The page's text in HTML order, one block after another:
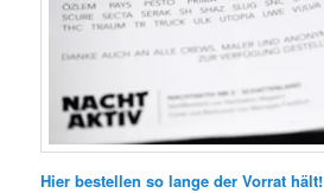
Hier bestellen so lange der Vorrat hält!